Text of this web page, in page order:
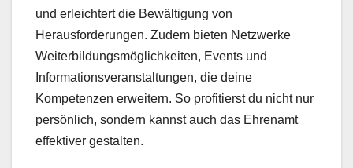
und erleichtert die Bewältigung von
Herausforderungen. Zudem bieten Netzwerke
Weiterbildungsmöglichkeiten, Events und
Informationsveranstaltungen, die deine
Kompetenzen erweitern. So profitierst du nicht nur
persönlich, sondern kannst auch das Ehrenamt
effektiver gestalten.